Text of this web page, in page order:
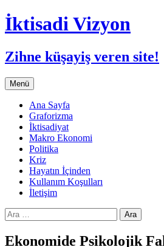
İktisadi Vizyon
Zihne küşayiş veren site!
Menü İçeriğe
atla
Ana Sayfa
Graforizma
İktisadiyat
Makro Ekonomi
Politika
Kriz
Hayatın İçinden
Kullanım Koşulları
İletişim
Arama:
Ekonomide Psikolojik